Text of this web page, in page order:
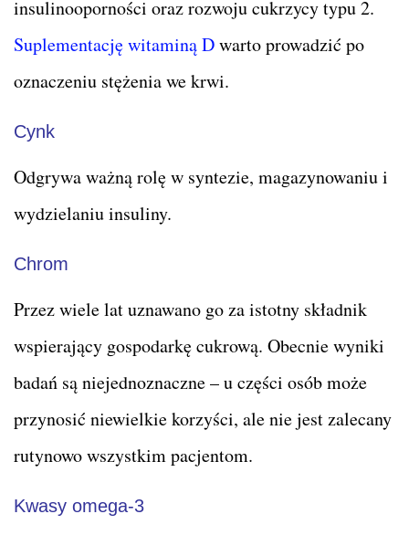
insulinooporności oraz rozwoju cukrzycy typu 2.
Suplementację witaminą Dwarto prowadzić po
oznaczeniu stężenia we krwi.
Cynk
Odgrywa ważną rolę w syntezie, magazynowaniu i
wydzielaniu insuliny.
Chrom
Przez wiele lat uznawano go za istotny składnik
wspierający gospodarkę cukrową. Obecnie wyniki
badań są niejednoznaczne – u części osób może
przynosić niewielkie korzyści, ale nie jest zalecany
rutynowo wszystkim pacjentom.
Kwasy omega-3